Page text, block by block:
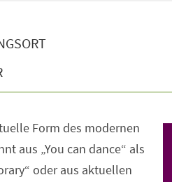
Form des modernen
aus „You can dance“ als
oder aus aktuellen